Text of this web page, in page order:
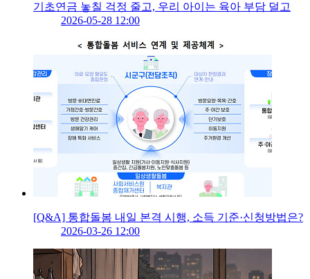
기초연금 놓칠 걱정 줄고, 우리 아이는 육아 부담 덜고
2026-05-28 12:00
[Q&A] 통합돌봄 내일 본격 시행, 소득 기준·신청방법은?
2026-03-26 12:00